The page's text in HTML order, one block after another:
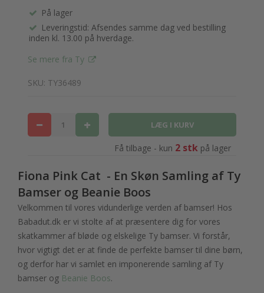
På lager
Leveringstid: Afsendes samme dag ved bestilling
inden kl. 13.00 på hverdage.
Se mere fra Ty
SKU: TY36489
Få tilbage - kun 2 stkpå lager
Fiona Pink Cat - En Skøn Samling af Ty
Bamser og Beanie Boos
Velkommen til vores vidunderlige verden af bamser! Hos
Babadut.dk er vi stolte af at præsentere dig for vores
skatkammer af bløde og elskelige Ty bamser. Vi forstår,
hvor vigtigt det er at finde de perfekte bamser til dine børn,
og derfor har vi samlet en imponerende samling af Ty
bamser og Beanie Boos.